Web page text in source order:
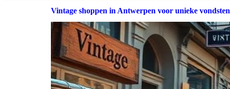
Vintage shoppen in Antwerpen voor unieke vondsten